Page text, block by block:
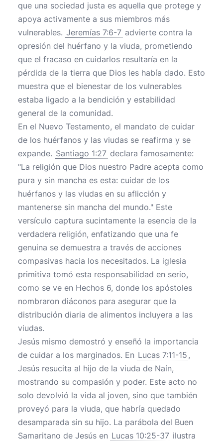
que una sociedad justa es aquella que protege y
apoya activamente a sus miembros más
vulnerables. Jeremías 7:6-7 advierte contra la
opresión del huérfano y la viuda, prometiendo
que el fracaso en cuidarlos resultaría en la
pérdida de la tierra que Dios les había dado. Esto
muestra que el bienestar de los vulnerables
estaba ligado a la bendición y estabilidad
general de la comunidad.
En el Nuevo Testamento, el mandato de cuidar
de los huérfanos y las viudas se reafirma y se
expande. Santiago 1:27 declara famosamente:
"La religión que Dios nuestro Padre acepta como
pura y sin mancha es esta: cuidar de los
huérfanos y las viudas en su aflicción y
mantenerse sin mancha del mundo." Este
versículo captura sucintamente la esencia de la
verdadera religión, enfatizando que una fe
genuina se demuestra a través de acciones
compasivas hacia los necesitados. La iglesia
primitiva tomó esta responsabilidad en serio,
como se ve en Hechos 6, donde los apóstoles
nombraron diáconos para asegurar que la
distribución diaria de alimentos incluyera a las
viudas.
Jesús mismo demostró y enseñó la importancia
de cuidar a los marginados. En Lucas 7:11-15 ,
Jesús resucita al hijo de la viuda de Naín,
mostrando su compasión y poder. Este acto no
solo devolvió la vida al joven, sino que también
proveyó para la viuda, que habría quedado
desamparada sin su hijo. La parábola del Buen
Samaritano de Jesús en Lucas 10:25-37 ilustra